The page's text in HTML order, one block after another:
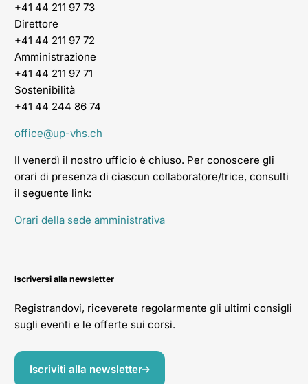
+41 44 211 97 73
Direttore
+41 44 211 97 72
Amministrazione
+41 44 211 97 71
Sostenibilità
+41 44 244 86 74
office@up-vhs.ch
Il venerdì il nostro ufficio è chiuso. Per conoscere gli
orari di presenza di ciascun collaboratore/trice, consulti
il seguente link:
Orari della sede amministrativa
Iscriversi alla newsletter
Registrandovi, riceverete regolarmente gli ultimi consigli
sugli eventi e le offerte sui corsi.
Iscriviti alla newsletter